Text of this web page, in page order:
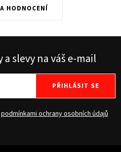
HODNOCENÍ
slevy na váš e-mail
podmínkami ochrany osobních údajů
PŘIHLÁSIT SE